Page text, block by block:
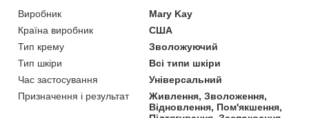
Виробник
Mary Kay
Країна виробник
США
Тип крему
Зволожуючий
Тип шкіри
Всі типи шкіри
Час застосування
Універсальний
Призначення і результат
Живлення, Зволоження,
Відновлення, Пом'якшення,